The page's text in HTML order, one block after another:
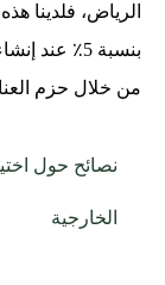
الرياض، فلدينا
بنسبة 5٪
من خلال حزم
نصائح حول
الخارجية